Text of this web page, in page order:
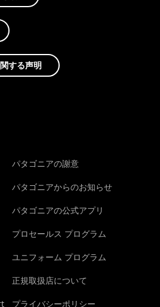
する声明
パタゴニアの謝意
パタゴニアからのお知らせ
パタゴニアの公式アプリ
プロセールス プログラム
ユニフォーム プログラム
正規取扱店について
プライバシーポリシー